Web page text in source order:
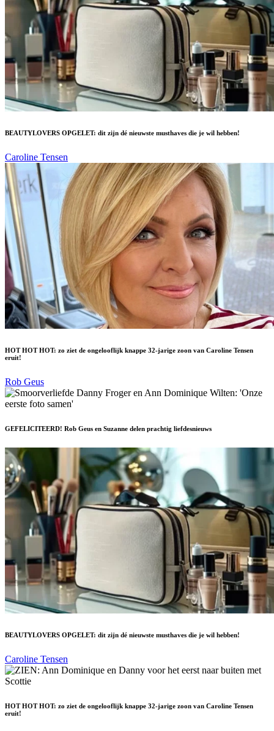
BEAUTYLOVERS OPGELET: dit zijn dé nieuwste musthaves die je wil hebben!
Caroline Tensen
HOT HOT HOT: zo ziet de ongelooflijk knappe 32-jarige zoon van Caroline Tensen
eruit!
Rob Geus
GEFELICITEERD! Rob Geus en Suzanne delen prachtig liefdesnieuws
BEAUTYLOVERS OPGELET: dit zijn dé nieuwste musthaves die je wil hebben!
Caroline Tensen
HOT HOT HOT: zo ziet de ongelooflijk knappe 32-jarige zoon van Caroline Tensen
eruit!